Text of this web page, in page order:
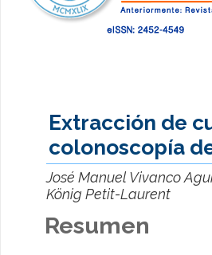
Extracción de
colonoscopía
José Manuel Vivanco
König Petit-Laurent
Resumen